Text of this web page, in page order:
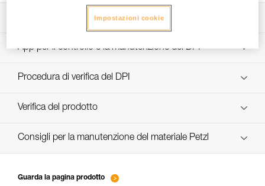
Scarica la scheda tecnica (PDF)
App per il controllo e la manutenzione dei DPI
scopri ePPEcentre
Procedura di verifica del DPI
verif-EPI-PROGRESS-ADJUST-procedure-IT
Verifica del prodotto
verif-EPI-PROGRESS-ADJUST-suivi-IT
Consigli per la manutenzione del materiale Petzl
Guarda la pagina prodotto
Impostazioni cookie